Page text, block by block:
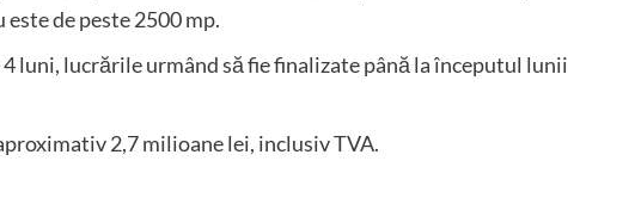
de peste 2500 mp.
luni, lucrările urmând să fie finalizate până la începutul lunii
2,7 milioane lei, inclusiv TVA.